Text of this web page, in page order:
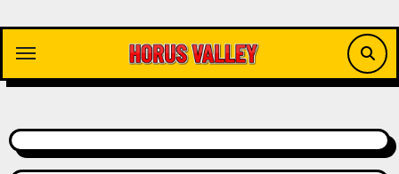
content